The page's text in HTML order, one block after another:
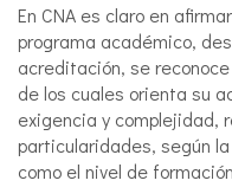
En CNA es claro en
programa académico,
acreditación, se
de los cuales orienta su
exigencia y complejidad,
particularidades, según
como el nivel de